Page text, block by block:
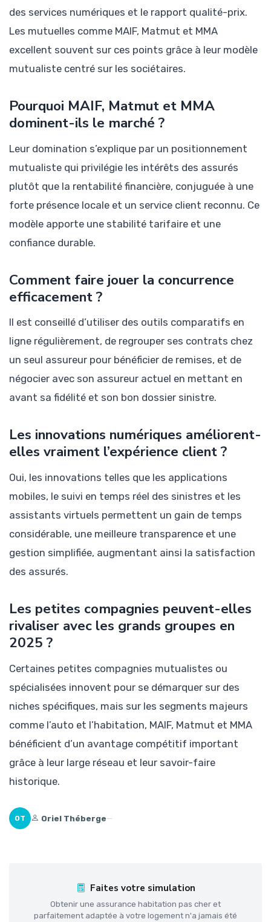
des services numériques et le rapport qualité-prix.
Les mutuelles comme MAIF, Matmut et MMA
excellent souvent sur ces points grâce à leur modèle
mutualiste centré sur les sociétaires.
Pourquoi MAIF, Matmut et MMA
dominent-ils le marché ?
Leur domination s’explique par un positionnement
mutualiste qui privilégie les intérêts des assurés
plutôt que la rentabilité financière, conjuguée à une
forte présence locale et un service client reconnu. Ce
modèle apporte une stabilité tarifaire et une
confiance durable.
Comment faire jouer la concurrence
efficacement ?
Il est conseillé d’utiliser des outils comparatifs en
ligne régulièrement, de regrouper ses contrats chez
un seul assureur pour bénéficier de remises, et de
négocier avec son assureur actuel en mettant en
avant sa fidélité et son bon dossier sinistre.
Les innovations numériques améliorent-
elles vraiment l’expérience client ?
Oui, les innovations telles que les applications
mobiles, le suivi en temps réel des sinistres et les
assistants virtuels permettent un gain de temps
considérable, une meilleure transparence et une
gestion simplifiée, augmentant ainsi la satisfaction
des assurés.
Les petites compagnies peuvent-elles
rivaliser avec les grands groupes en
2025 ?
Certaines petites compagnies mutualistes ou
spécialisées innovent pour se démarquer sur des
niches spécifiques, mais sur les segments majeurs
comme l’auto et l’habitation, MAIF, Matmut et MMA
bénéficient d’un avantage compétitif important
grâce à leur large réseau et leur savoir-faire
historique.
OT Oriel Théberge—
Faites votre simulation
Obtenir une assurance habitation pas cher et
parfaitement adaptée à votre logement n'a jamais été